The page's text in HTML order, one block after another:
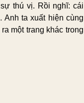
thú vị. Rồi nghĩ: cái
ta xuất hiện cùng
một trang khác trong